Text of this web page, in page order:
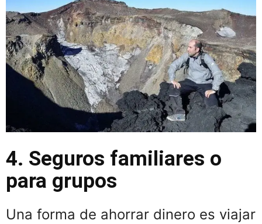
4. Seguros familiares o
para grupos
Una forma de ahorrar dinero es viajar